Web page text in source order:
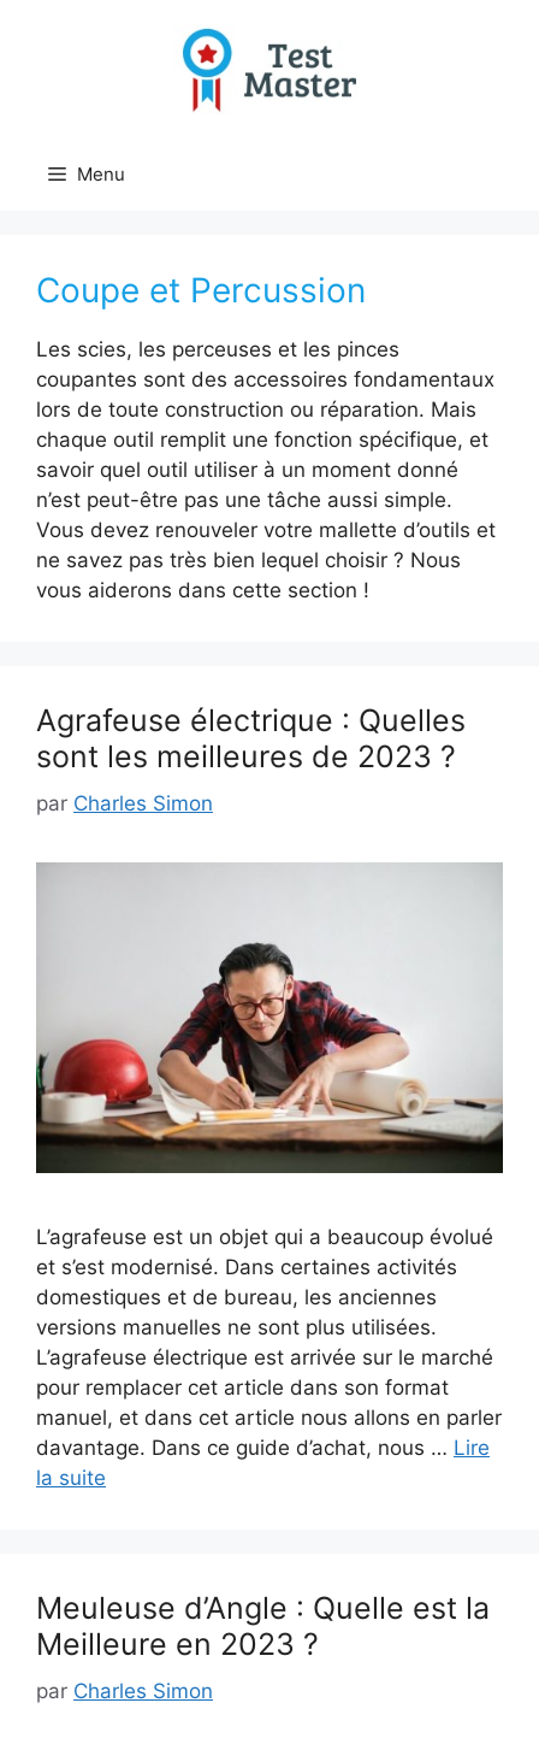
Menu
Coupe et Percussion
Les scies, les perceuses et les pinces
coupantes sont des accessoires fondamentaux
lors de toute construction ou réparation. Mais
chaque outil remplit une fonction spécifique, et
savoir quel outil utiliser à un moment donné
n’est peut-être pas une tâche aussi simple.
Vous devez renouveler votre mallette d’outils et
ne savez pas très bien lequel choisir ? Nous
vous aiderons dans cette section !
Agrafeuse électrique : Quelles
sont les meilleures de 2023 ?
par Charles Simon
L’agrafeuse est un objet qui a beaucoup évolué
et s’est modernisé. Dans certaines activités
domestiques et de bureau, les anciennes
versions manuelles ne sont plus utilisées.
L’agrafeuse électrique est arrivée sur le marché
pour remplacer cet article dans son format
manuel, et dans cet article nous allons en parler
davantage. Dans ce guide d’achat, nous … Lire
la suite
Meuleuse d’Angle : Quelle est la
Meilleure en 2023 ?
par Charles Simon